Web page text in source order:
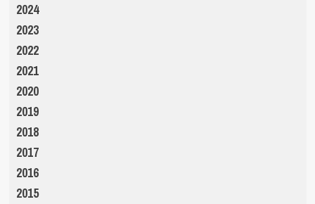
2024
2023
2022
2021
2020
2019
2018
2017
2016
2015